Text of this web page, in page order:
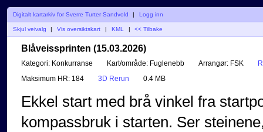
Digitalt kartarkiv for Sverre Turter Sandvold | Logg inn
Skjul veivalg Vis oversiktskart KML << Tilbake
Blåveissprinten (15.03.2026)
Kategori: Konkurranse Kart/område: Fuglenebb Arrangør: FSK
Maksimum HR: 184 3D Rerun 0.4 MB
Ekkel start med brå vinkel fra
kompassbruk i starten. Ser